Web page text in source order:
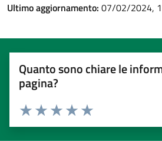
Ultimo aggiornamento: 07/02/2024,
Quanto sono chiare le
pagina?
Valuta 5 stelle su 5
Valuta 4 stelle su 5
Valuta 3 stelle su 5
Valuta 2 stelle su 5
Valuta 1 stelle su 5